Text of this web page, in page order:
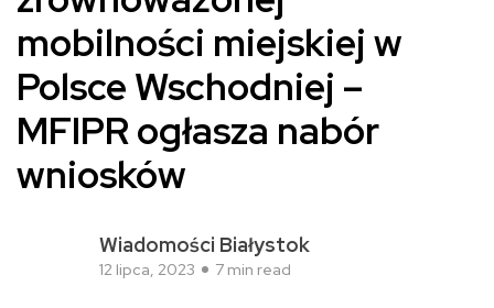
mobilności miejskiej w
Polsce Wschodniej –
MFIPR ogłasza nabór
wniosków
Wiadomości Białystok
12 lipca, 2023 7 min read